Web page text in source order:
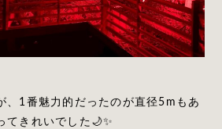
、1番魅力的だったのが直径5mもあ
てきれいでした🌙✨